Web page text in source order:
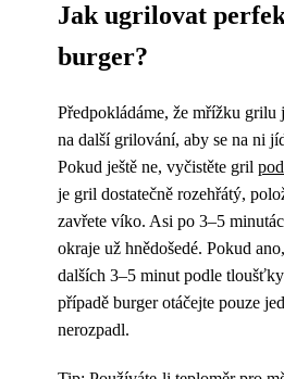
Jak ugrilovat
burger?
Předpokládáme, že mřížku
na další grilování, aby se na ni
Pokud ještě ne, vyčistěte gril
je gril dostatečně rozehřátý,
zavřete víko. Asi po 3–5
okraje už hnědošedé. Pokud
dalších 3–5 minut podle
případě burger otáčejte pouze
nerozpadl.